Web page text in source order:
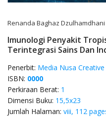
Renanda Baghaz Dzulhamdhani
Imunologi Penyakit
Terintegrasi Sains Dan
Penerbit: Media Nusa Creative
ISBN: 0000
Perkiraan Berat: 1
Dimensi Buku: 15,5x23
Jumlah Halaman: viii, 112